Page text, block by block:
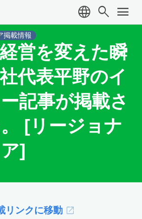
language search menu
掲載情報
経営を変えた瞬
代表平野のイ
記事が掲載さ
[リージョナ
]
リンクに移動